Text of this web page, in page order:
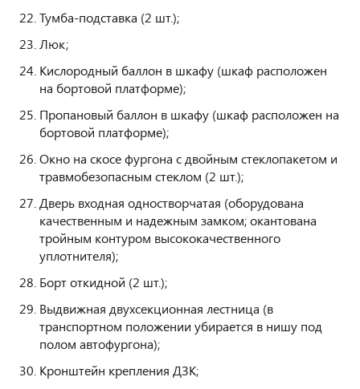
Тумба-подставка (2 шт.);
Люк;
Кислородный баллон в шкафу (шкаф расположен
на бортовой платформе);
Пропановый баллон в шкафу (шкаф расположен на
бортовой платформе);
Окно на скосе фургона с двойным стеклопакетом и
травмобезопасным стеклом (2 шт.);
Дверь входная одностворчатая (оборудована
качественным и надежным замком; окантована
тройным контуром высококачественного
уплотнителя);
Борт откидной (2 шт.);
Выдвижная двухсекционная лестница (в
транспортном положении убирается в нишу под
полом автофургона);
Кронштейн крепления ДЗК;